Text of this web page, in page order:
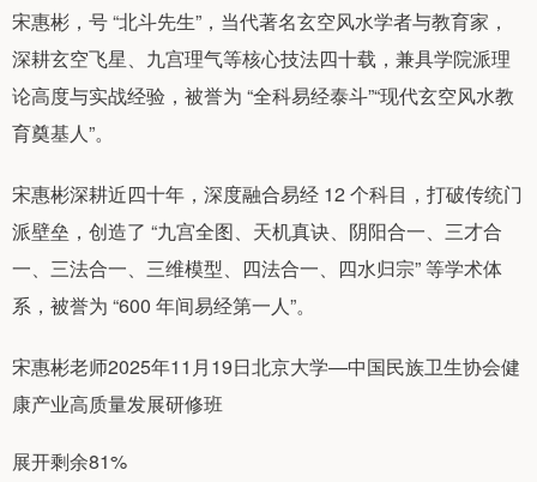
宋惠彬，号 “北斗先生”，当代著名玄空风水学者与教育家，
深耕玄空飞星、九宫理气等核心技法四十载，兼具学院派理
论高度与实战经验，被誉为 “全科易经泰斗”“现代玄空风水教
育奠基人”。
宋惠彬深耕近四十年，深度融合易经 12 个科目，打破传统门
派壁垒，创造了 “九宫全图、天机真诀、阴阳合一、三才合
一、三法合一、三维模型、四法合一、四水归宗” 等学术体
系，被誉为 “600 年间易经第一人”。
宋惠彬老师2025年11月19日北京大学—中国民族卫生协会健
康产业高质量发展研修班
展开剩余81%